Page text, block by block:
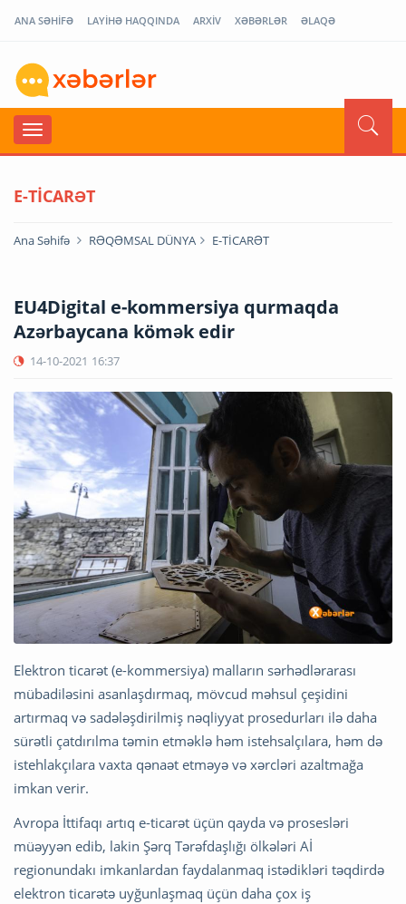
ANA SƏHİFƏ LAYİHƏ HAQQINDA ARXİV XƏBƏRLƏR ƏLAQƏ
E-TİCARƏT
Ana Səhifə RƏQƏMSAL DÜNYA E-TİCARƏT
EU4Digital e-kommersiya qurmaqda
Azərbaycana kömək edir
14-10-2021 16:37
Elektron ticarət (e-kommersiya) malların sərhədlərarası
mübadiləsini asanlaşdırmaq, mövcud məhsul çeşidini
artırmaq və sadələşdirilmiş nəqliyyat prosedurları ilə daha
sürətli çatdırılma təmin etməklə həm istehsalçılara, həm də
istehlakçılara vaxta qənaət etməyə və xərcləri azaltmağa
imkan verir.
Avropa İttifaqı artıq e-ticarət üçün qayda və prosesləri
müəyyən edib, lakin Şərq Tərəfdaşlığı ölkələri Aİ
regionundakı imkanlardan faydalanmaq istədikləri təqdirdə
elektron ticarətə uyğunlaşmaq üçün daha çox iş